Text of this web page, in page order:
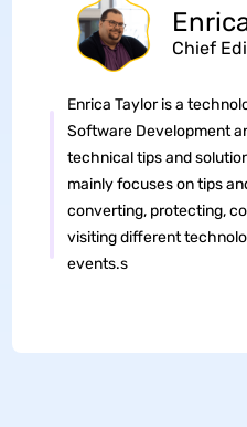
Chief
Enrica Taylor is a
Software Development
technical tips and
mainly focuses on tips
converting, protecting,
visiting different
events.s